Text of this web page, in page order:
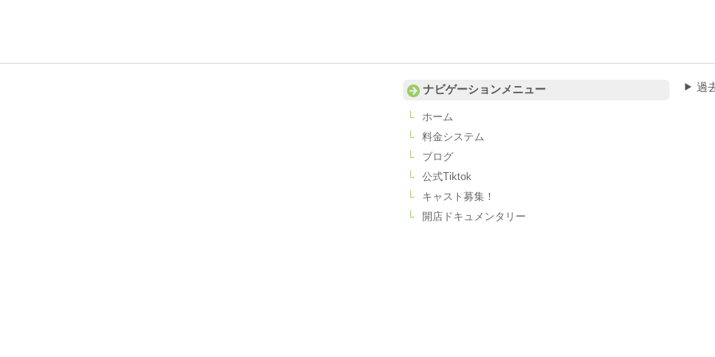
ナビゲーションメニュー
ホーム
料金システム
ブログ
公式Tiktok
キャスト募集！
開店ドキュメンタリー
過